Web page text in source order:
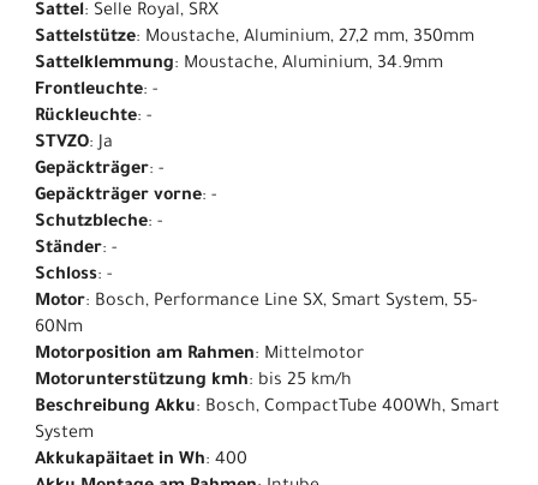
Sattel: Selle Royal, SRX
Sattelstütze: Moustache, Aluminium, 27,2 mm, 350mm
Sattelklemmung: Moustache, Aluminium, 34.9mm
Frontleuchte: -
Rückleuchte: -
STVZO: Ja
Gepäckträger: -
Gepäckträger vorne: -
Schutzbleche: -
Ständer: -
Schloss: -
Motor: Bosch, Performance Line SX, Smart System, 55-
60Nm
Motorposition am Rahmen: Mittelmotor
Motorunterstützung kmh: bis 25 km/h
Beschreibung Akku: Bosch, CompactTube 400Wh, Smart
System
Akkukapäitaet in Wh: 400